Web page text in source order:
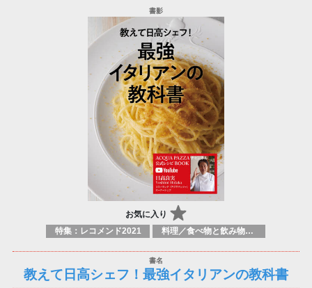
お気に入り
特集：レコメンド2021 料理／食べ物と飲み物／食に関する記述
教えて日高シェフ！最強イタリアンの教科書